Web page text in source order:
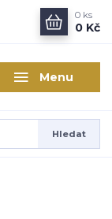
Menu
Hledat
0 ks
0 Kč